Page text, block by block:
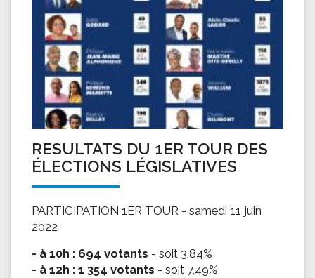
RESULTATS DU 1ER TOUR DES
ÉLECTIONS LÉGISLATIVES
PARTICIPATION 1ER TOUR - samedi 11 juin
2022
- à 10h : 694 votants - soit 3,84%
- à 12h : 1 354 votants - soit 7,49%